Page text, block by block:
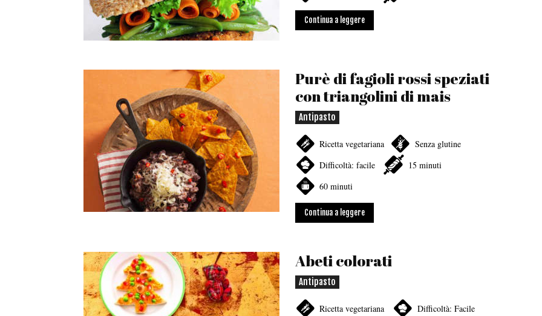
Continua a leggere
Purè di fagioli rossi speziati
con triangolini di mais
Antipasto
Ricetta vegetariana
Senza glutine
Difficoltà: facile
15 minuti
60 minuti
Continua a leggere
Abeti colorati
Antipasto
Ricetta vegetariana
Difficoltà: Facile